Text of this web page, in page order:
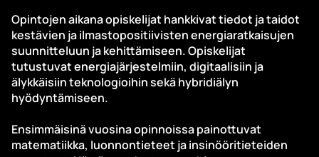
Opintojen aikana opiskelijat hankkivat tiedot ja taidot
kestävien ja ilmastopositiivisten energiaratkaisujen
suunnitteluun ja kehittämiseen. Opiskelijat
tutustuvat energiajärjestelmiin, digitaalisiin ja
älykkäisiin teknologioihin sekä hybridiälyn
hyödyntämiseen.
Ensimmäisinä vuosina opinnoissa painottuvat
matematiikka, luonnontieteet ja insinööritieteiden